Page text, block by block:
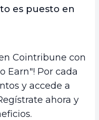
es puesto en
Cointribune con
Earn"! Por cada
y accede a
ahora y